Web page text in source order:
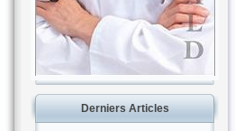
Derniers Articles